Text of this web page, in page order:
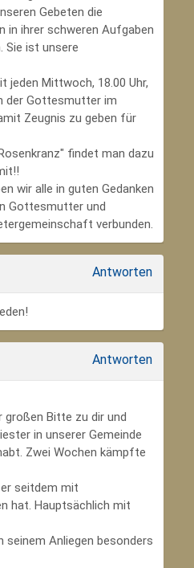
Gebeten die
ihrer schweren Aufgaben
Sie ist unsere
jeden Mittwoch, 18.00 Uhr,
der Gottesmutter im
Zeugnis zu geben für
findet man dazu
wir alle in guten Gedanken
Gottesmutter und
verbunden.
Antworten
Antworten
Bitte zu dir und
in unserer Gemeinde
Zwei Wochen kämpfte
seitdem mit
hat. Hauptsächlich mit
seinem Anliegen besonders